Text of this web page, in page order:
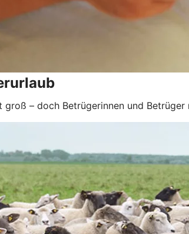
– doch Betrügerinnen und